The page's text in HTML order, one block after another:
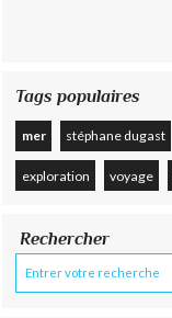
Tags populaires
mer stéphane dugast
exploration voyage
Rechercher